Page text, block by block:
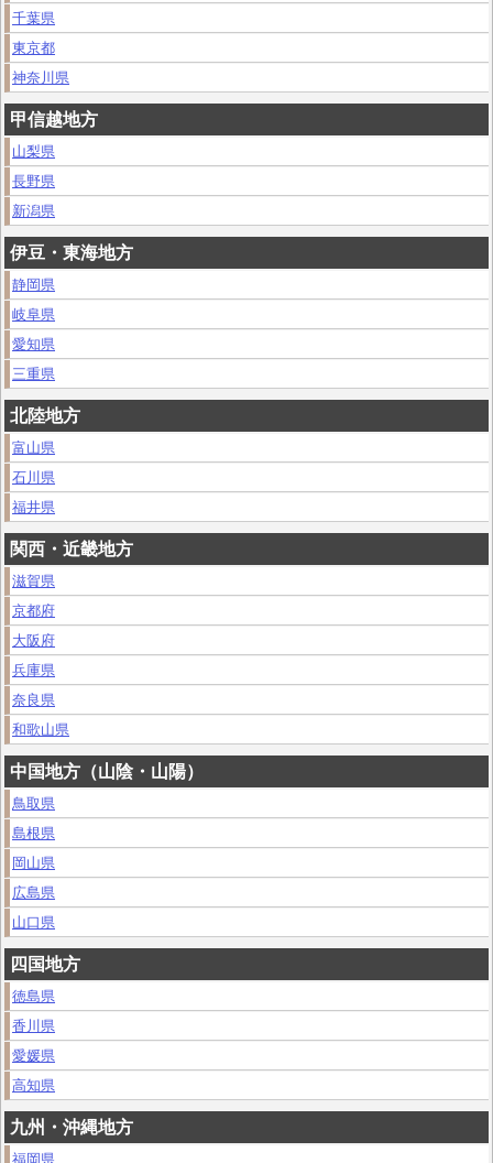
千葉県
東京都
神奈川県
甲信越地方
山梨県
長野県
新潟県
伊豆・東海地方
静岡県
岐阜県
愛知県
三重県
北陸地方
富山県
石川県
福井県
関西・近畿地方
滋賀県
京都府
大阪府
兵庫県
奈良県
和歌山県
中国地方（山陰・山陽）
鳥取県
島根県
岡山県
広島県
山口県
四国地方
徳島県
香川県
愛媛県
高知県
九州・沖縄地方
福岡県